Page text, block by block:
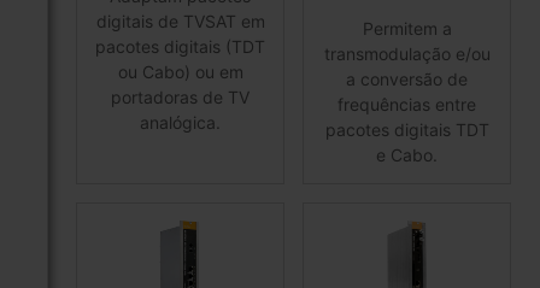
digitais de TVSAT em
pacotes digitais (TDT
ou Cabo) ou em
portadoras de TV
analógica.
Permitem a
transmodulação e/ou
a conversão de
frequências entre
pacotes digitais TDT
e Cabo.